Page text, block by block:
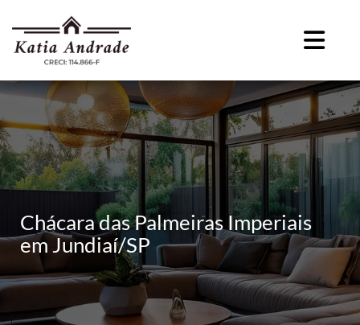
Chácara das Palmeiras Imperiais
em Jundiaí/SP